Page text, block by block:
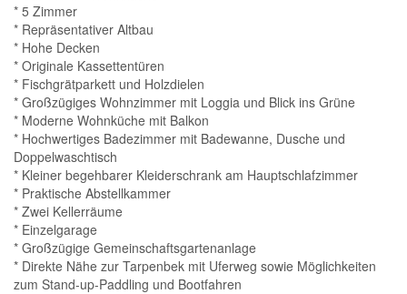
* 5 Zimmer
* Repräsentativer Altbau
* Hohe Decken
* Originale Kassettentüren
* Fischgrätparkett und Holzdielen
* Großzügiges Wohnzimmer mit Loggia und Blick ins Grüne
* Moderne Wohnküche mit Balkon
* Hochwertiges Badezimmer mit Badewanne, Dusche und
Doppelwaschtisch
* Kleiner begehbarer Kleiderschrank am Hauptschlafzimmer
* Praktische Abstellkammer
* Zwei Kellerräume
* Einzelgarage
* Großzügige Gemeinschaftsgartenanlage
* Direkte Nähe zur Tarpenbek mit Uferweg sowie Möglichkeiten
zum Stand-up-Paddling und Bootfahren